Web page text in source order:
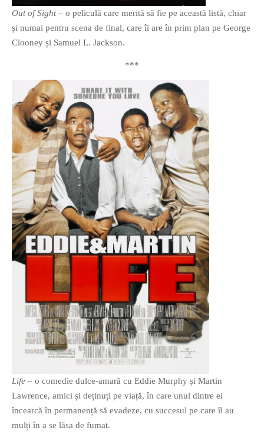
Out of Sight– o peliculă care merită să fie pe această listă, chiar
și numai pentru scena de final, care îi are în prim plan pe George
Clooney și Samuel L. Jackson.
***
Life – o comedie dulce-amară cu Eddie Murphy și Martin
Lawrence, amici și deținuți pe viață, în care unul dintre ei
încearcă în permanență să evadeze, cu succesul pe care îl au
mulți în a se lăsa de fumat.